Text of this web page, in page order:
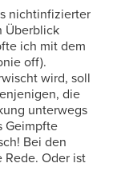
nichtinfizierter
Überblick
ich mit dem
off).
wird, soll
die
unterwegs
Geimpfte
Bei den
Rede. Oder ist